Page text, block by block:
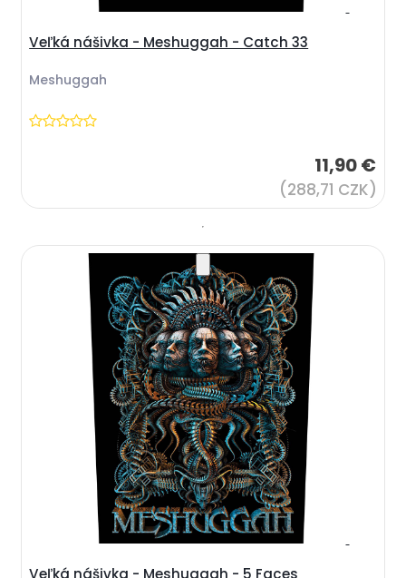
Veľká nášivka - Meshuggah - Catch 33
Meshuggah
11,90 €
(288,71 CZK)
Veľká nášivka - Meshuggah - 5 Faces